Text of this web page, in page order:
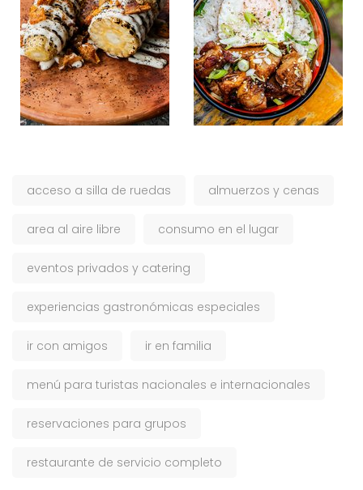
acceso a silla de ruedas almuerzos y cenas
area al aire libre consumo en el lugar
eventos privados y catering
experiencias gastronómicas especiales
ir con amigos ir en familia
menú para turistas nacionales e internacionales
reservaciones para grupos
restaurante de servicio completo